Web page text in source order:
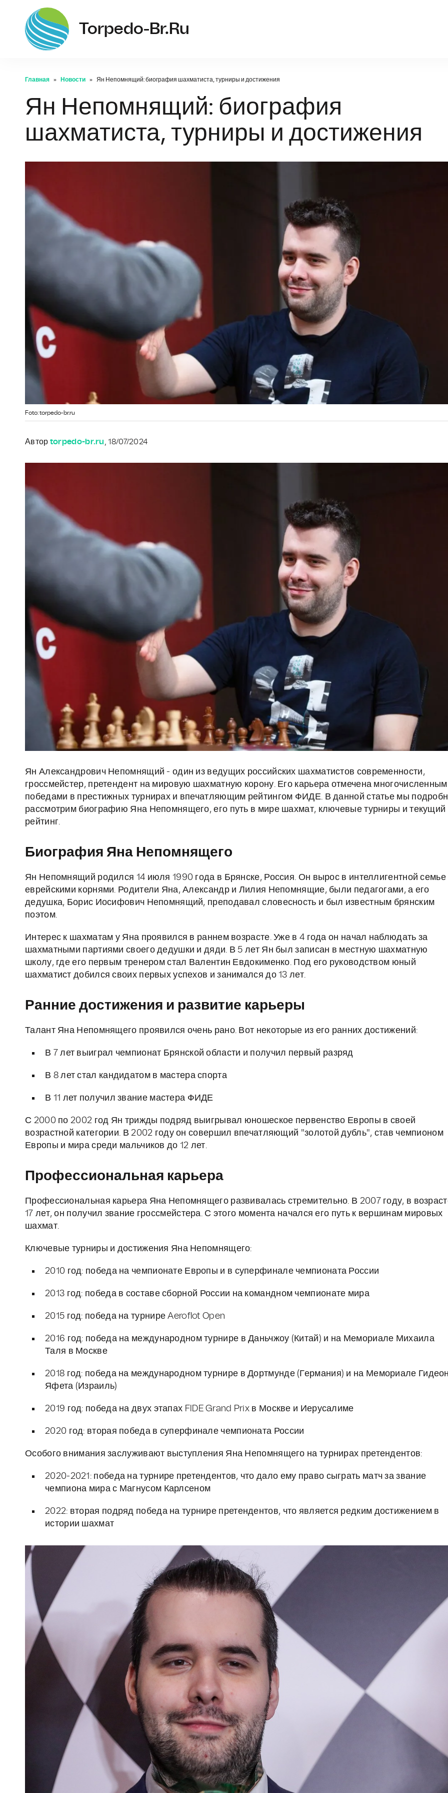
Torpedo-Br.ru
Главная Новости Ян Непомнящий: биография шахматиста, турниры и достижения
Ян Непомнящий: биография
шахматиста, турниры и достижения
Foto: torpedo-br.ru
Автор torpedo-br.ru, 18/07/2024
Ян Александрович Непомнящий - один из ведущих российских шахматистов современности,
гроссмейстер, претендент на мировую шахматную корону. Его карьера отмечена
победами в престижных турнирах и впечатляющим рейтингом ФИДЕ. В данной статье мы
рассмотрим биографию Яна Непомнящего, его путь в мире шахмат, ключевые турниры и текущий
рейтинг.
Биография Яна Непомнящего
Ян Непомнящий родился 14 июля 1990 года в Брянске, Россия. Он вырос в интеллигентной семье
еврейскими корнями. Родители Яна, Александр и Лилия Непомнящие, были педагогами, а его
дедушка, Борис Иосифович Непомнящий, преподавал словесность и был известным брянским
поэтом.
Интерес к шахматам у Яна проявился в раннем возрасте. Уже в 4 года он начал наблюдать за
шахматными партиями своего дедушки и дяди. В 5 лет Ян был записан в местную шахматную
школу, где его первым тренером стал Валентин Евдокименко. Под его руководством юный
шахматист добился своих первых успехов и занимался до 13 лет.
Ранние достижения и развитие карьеры
Талант Яна Непомнящего проявился очень рано. Вот некоторые из его ранних достижений:
В 7 лет выиграл чемпионат Брянской области и получил первый разряд
В 8 лет стал кандидатом в мастера спорта
В 11 лет получил звание мастера ФИДЕ
С 2000 по 2002 год Ян трижды подряд выигрывал юношеское первенство Европы в своей
возрастной категории. В 2002 году он совершил впечатляющий "золотой дубль", став чемпионом
Европы и мира среди мальчиков до 12 лет.
Профессиональная карьера
Профессиональная карьера Яна Непомнящего развивалась стремительно. В 2007 году, в
17 лет, он получил звание гроссмейстера. С этого момента начался его путь к вершинам мировых
шахмат.
Ключевые турниры и достижения Яна Непомнящего:
2010 год: победа на чемпионате Европы и в суперфинале чемпионата России
2013 год: победа в составе сборной России на командном чемпионате мира
2015 год: победа на турнире Aeroflot Open
2016 год: победа на международном турнире в Даньчжоу (Китай) и на Мемориале Михаила
Таля в Москве
2018 год: победа на международном турнире в Дортмунде (Германия) и на Мемориале
Яфета (Израиль)
2019 год: победа на двух этапах FIDE Grand Prix в Москве и Иерусалиме
2020 год: вторая победа в суперфинале чемпионата России
Особого внимания заслуживают выступления Яна Непомнящего на турнирах претендентов:
2020-2021: победа на турнире претендентов, что дало ему право сыграть матч за звание
чемпиона мира с Магнусом Карлсеном
2022: вторая подряд победа на турнире претендентов, что является редким достижением в
истории шахмат